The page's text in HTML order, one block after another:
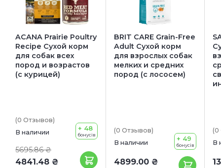
ACANA Prairie Poultry
Recipe Сухой корм
для собак всех
пород и возрастов
(с курицей)
(0 Отзывов)
В наличии
5695.86 ₴
4841.48 ₴
+ 48
бонусів
BRIT CARE Grain-Free
Adult Сухой корм
для взрослых собак
мелких и средних
пород (с лососем)
(0 Отзывов)
В наличии
4899.00 ₴
+ 49
бонусів
(0
В